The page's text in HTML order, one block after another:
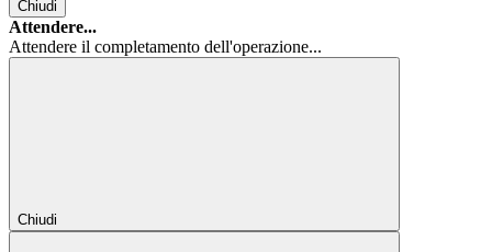
Chiudi
Attendere...
Attendere il completamento dell'operazione...
Chiudi